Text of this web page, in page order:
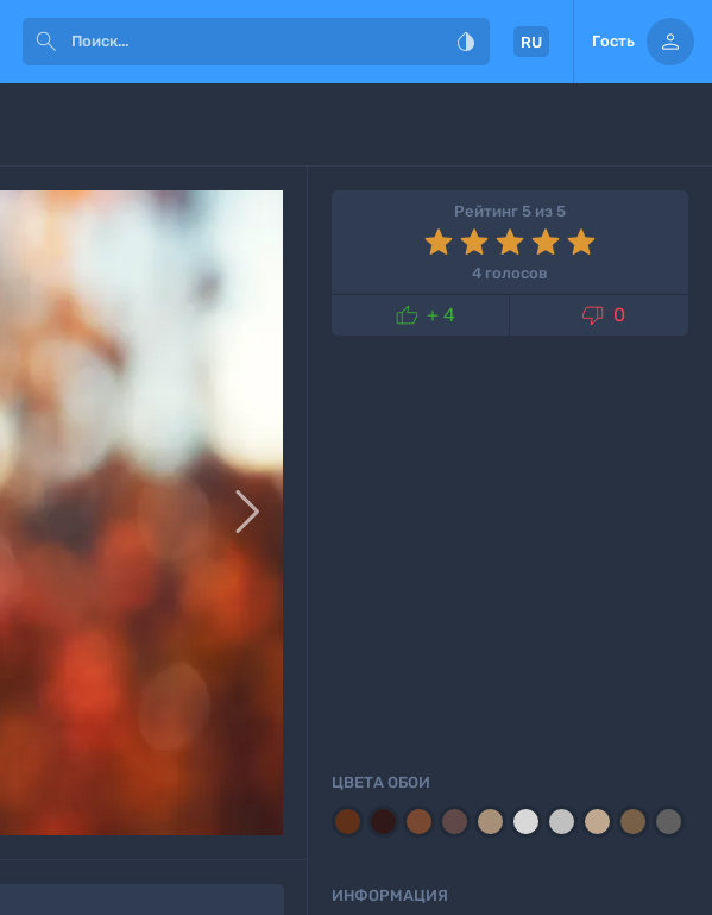
  RU Гость 

Рейтинг 5 из 5
4 голосов
 + 4  0
ЦВЕТА ОБОИ
ИНФОРМАЦИЯ